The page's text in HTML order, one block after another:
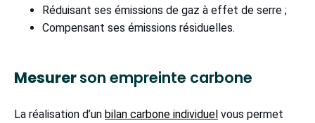
Réduisant ses émissions de gaz à effet de serre ;
Compensant ses émissions résiduelles.
Mesurerson empreinte carbone
La réalisation d’un bilan carbone individuel vous permet